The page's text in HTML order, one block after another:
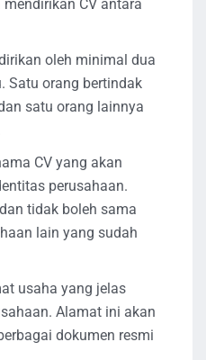
CV antara
oleh minimal dua
Satu orang bertindak
satu orang lainnya
CV yang akan
perusahaan.
tidak boleh sama
lain yang sudah
usaha yang jelas
Alamat ini akan
dokumen resmi